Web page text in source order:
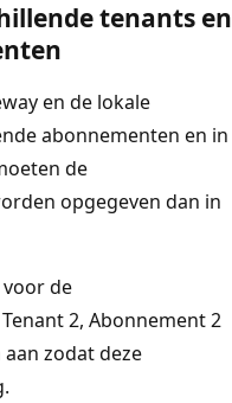
tenants en
en de lokale
abonnementen en in
de
opgegeven dan in
de
2, Abonnement 2
zodat deze